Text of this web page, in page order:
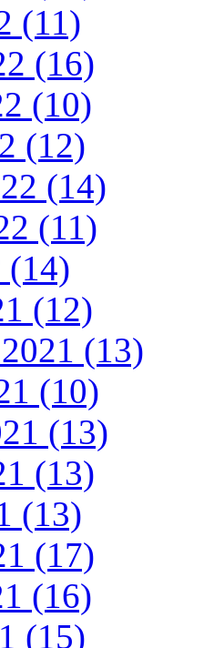
(11)
(16)
(10)
(12)
(14)
(11)
(14)
(12)
(13)
(10)
(13)
(13)
(13)
(17)
(16)
(15)